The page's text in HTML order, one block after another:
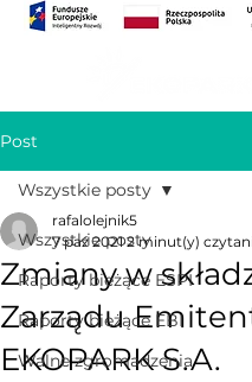
Post
Wszystkie posty
Raporty bieżące ESPI
Raporty bieżące EBI
Walne zgromadzenia
Wszystkie posty
Zmiany w
Zarządu
EKOPARK S.A.
rafalolejnik5
7 paź 2021 2 minut(y)